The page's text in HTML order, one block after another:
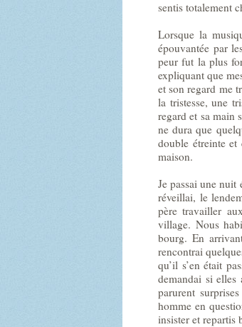
sentis totalement
Lorsque la
épouvantée par
peur fut la plus
expliquant que
et son regard me
la tristesse, une
regard et sa main
ne dura que
double étreinte et
maison.
Je passai une nuit
réveillai, le
père travailler
village. Nous
bourg. En
rencontrai
qu’il s’en était
demandai si elles
parurent
homme en
insister et repartis